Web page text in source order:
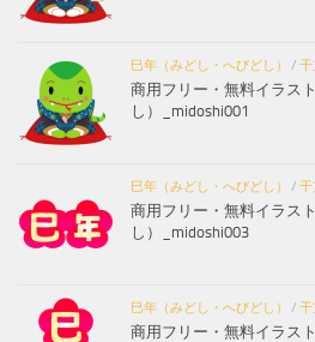
巳年（みどし・へびどし） / 干
商用フリー・無料イラス
し）_midoshi001
巳年（みどし・へびどし） / 干
商用フリー・無料イラス
し）_midoshi003
巳年（みどし・へびどし） / 干
商用フリー・無料イラス